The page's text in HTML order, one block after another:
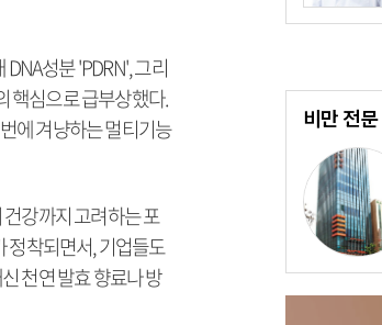
성분 'PDRN', 그리
핵심으로 급부상했다.
에 겨냥하는 멀티기능
강까지 고려하는 포
정착되면서, 기업들도
천연 발효 향료나 방
비만 전문